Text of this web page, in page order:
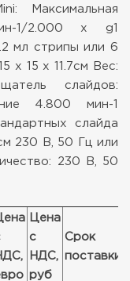
Максимальная
1/2.000 x g1
мл стрипы или 6
x 15 x 11.7см Вес:
слайдов:
4.800 мин-1
слайда
230 В, 50 Гц или
230 В, 50
Цена
с
НДС,
руб
Срок
поставки